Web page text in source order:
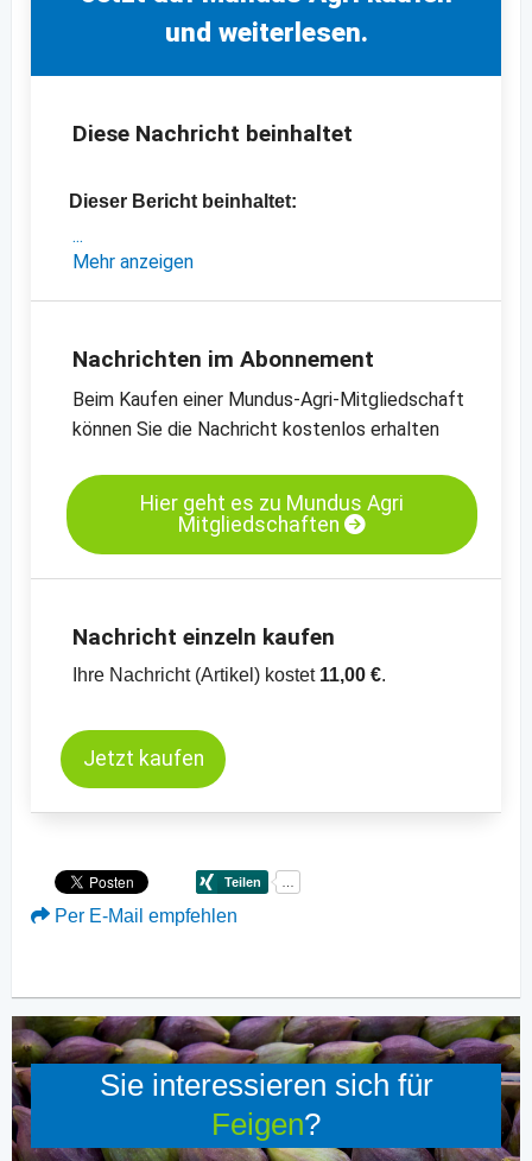
und weiterlesen.
Diese Nachricht beinhaltet
Dieser Bericht beinhaltet:
- eine exklusive Analyse des türkischen
-Preischart für Feigen, getrocknet, Nr. 2,
-Preischart für Feigen, getrocknet, Nr. 4,
Lerida
Mehr anzeigen
Nachrichten im Abonnement
Beim Kaufen einer Mundus-Agri-Mitgliedschaft
können Sie die Nachricht kostenlos erhalten
Hier geht es zu Mundus Agri
Mitgliedschaften
Nachricht einzeln kaufen
Ihre Nachricht (Artikel) kostet 11,00 €.
Jetzt kaufen
Per E-Mail empfehlen
Sie interessieren sich für
Feigen?